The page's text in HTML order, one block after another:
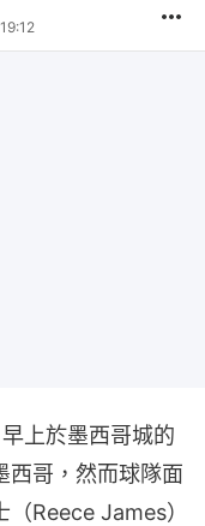
上於墨西哥城的
西哥，然而球隊面
Reece James）